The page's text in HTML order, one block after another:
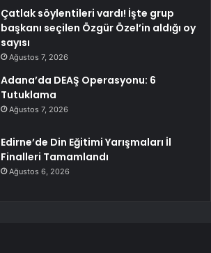
Çatlak söylentileri vardı! İşte grup
başkanı seçilen Özgür Özel’in aldığı oy
sayısı
Ağustos 7, 2026
Adana’da DEAŞ Operasyonu: 6
Tutuklama
Ağustos 7, 2026
Edirne’de Din Eğitimi Yarışmaları İl
Finalleri Tamamlandı
Ağustos 6, 2026